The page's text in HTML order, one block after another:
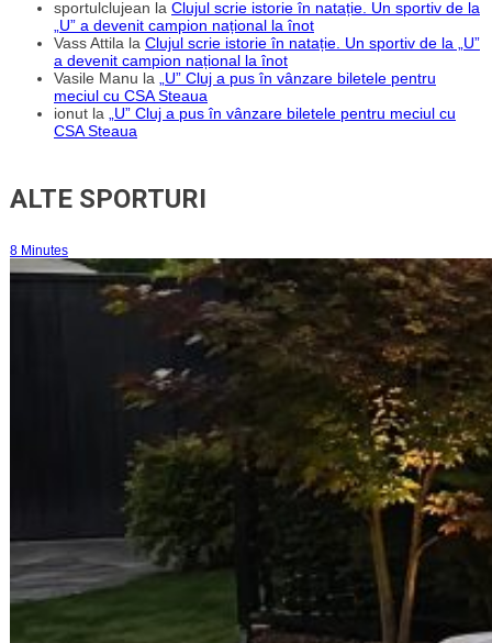
sportulclujean la Clujul scrie istorie în natație. Un sportiv de la
„U” a devenit campion național la înot
Vass Attila la Clujul scrie istorie în natație. Un sportiv de la „U”
a devenit campion național la înot
Vasile Manu la
„U” Cluj a pus în vânzare biletele pentru
meciul cu CSA Steaua
ionut la
„U” Cluj a pus în vânzare biletele pentru meciul cu
CSA Steaua
ALTE SPORTURI
8 Minutes